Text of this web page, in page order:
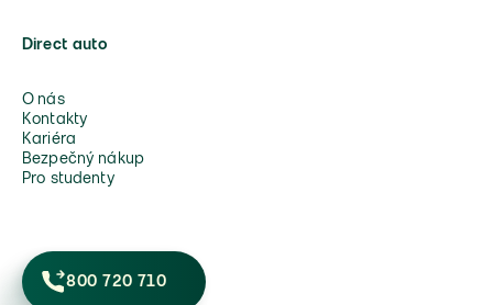
Direct auto
O nás
Kontakty
Kariéra
Bezpečný nákup
Pro studenty
800 720 710